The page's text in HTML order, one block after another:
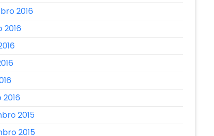
2016
2016
2015
2015